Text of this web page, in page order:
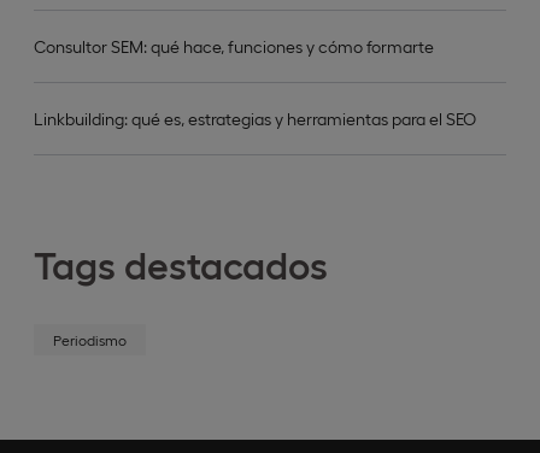
Consultor SEM: qué hace, funciones y cómo formarte
Linkbuilding: qué es, estrategias y herramientas para el SEO
Tags destacados
Periodismo